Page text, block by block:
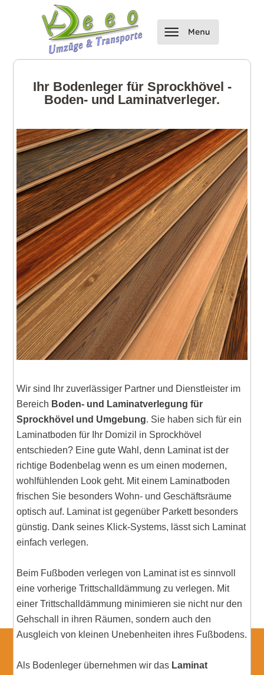
Ihr Bodenleger für Sprockhövel -
Boden- und Laminatverleger.
Wir sind Ihr zuverlässiger Partner und Dienstleister im
Bereich Boden- und Laminatverlegung für
Sprockhövel und Umgebung. Sie haben sich für ein
Laminatboden für Ihr Domizil in Sprockhövel
entschieden? Eine gute Wahl, denn Laminat ist der
richtige Bodenbelag wenn es um einen modernen,
wohlfühlenden Look geht. Mit einem Laminatboden
frischen Sie besonders Wohn- und Geschäftsräume
optisch auf. Laminat ist gegenüber Parkett besonders
günstig. Dank seines Klick-Systems, lässt sich Laminat
einfach verlegen.
Beim Fußboden verlegen von Laminat ist es sinnvoll
eine vorherige Trittschalldämmung zu verlegen. Mit
einer Trittschalldämmung minimieren sie nicht nur den
Gehschall in ihren Räumen, sondern auch den
Ausgleich von kleinen Unebenheiten ihres Fußbodens.
Als Bodenleger übernehmen wir das Laminat